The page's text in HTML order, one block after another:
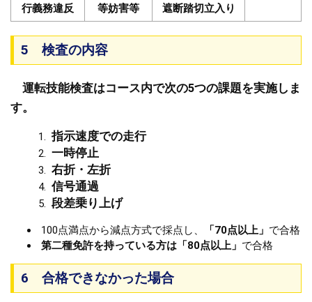
行義務違反
等妨害等
遮断踏切立入り
5 検査の内容
運転技能検査はコース内で次の5つの課題を実施しま
す。
指示速度での走行
一時停止
右折・左折
信号通過
段差乗り上げ
100点満点から減点方式で採点し、 「70点以上」 で合格
第二種免許を持っている方は「80点以上」 で合格
6 合格できなかった場合